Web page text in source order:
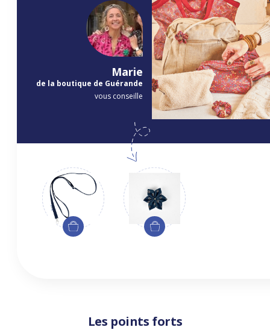
Marie
de la boutique de Guérande
vous conseille
Les points forts